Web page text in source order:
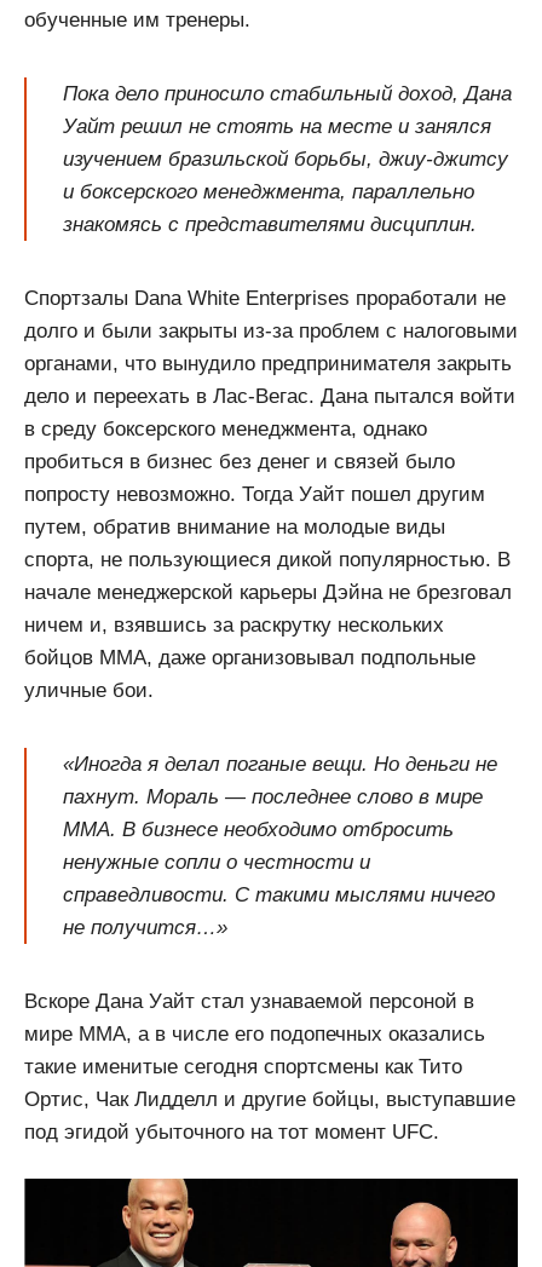
обученные им тренеры.
Пока дело приносило стабильный доход, Дана
Уайт решил не стоять на месте и занялся
изучением бразильской борьбы, джиу-джитсу
и боксерского менеджмента, параллельно
знакомясь с представителями дисциплин.
Спортзалы Dana White Enterprises проработали не
долго и были закрыты из-за проблем с налоговыми
органами, что вынудило предпринимателя закрыть
дело и переехать в Лас-Вегас. Дана пытался войти
в среду боксерского менеджмента, однако
пробиться в бизнес без денег и связей было
попросту невозможно. Тогда Уайт пошел другим
путем, обратив внимание на молодые виды
спорта, не пользующиеся дикой популярностью. В
начале менеджерской карьеры Дэйна не брезговал
ничем и, взявшись за раскрутку нескольких
бойцов ММА, даже организовывал подпольные
уличные бои.
«Иногда я делал поганые вещи. Но деньги не
пахнут. Мораль — последнее слово в мире
ММА. В бизнесе необходимо отбросить
ненужные сопли о честности и
справедливости. С такими мыслями ничего
не получится…»
Вскоре Дана Уайт стал узнаваемой персоной в
мире ММА, а в числе его подопечных оказались
такие именитые сегодня спортсмены как Тито
Ортис, Чак Лидделл и другие бойцы, выступавшие
под эгидой убыточного на тот момент UFC.